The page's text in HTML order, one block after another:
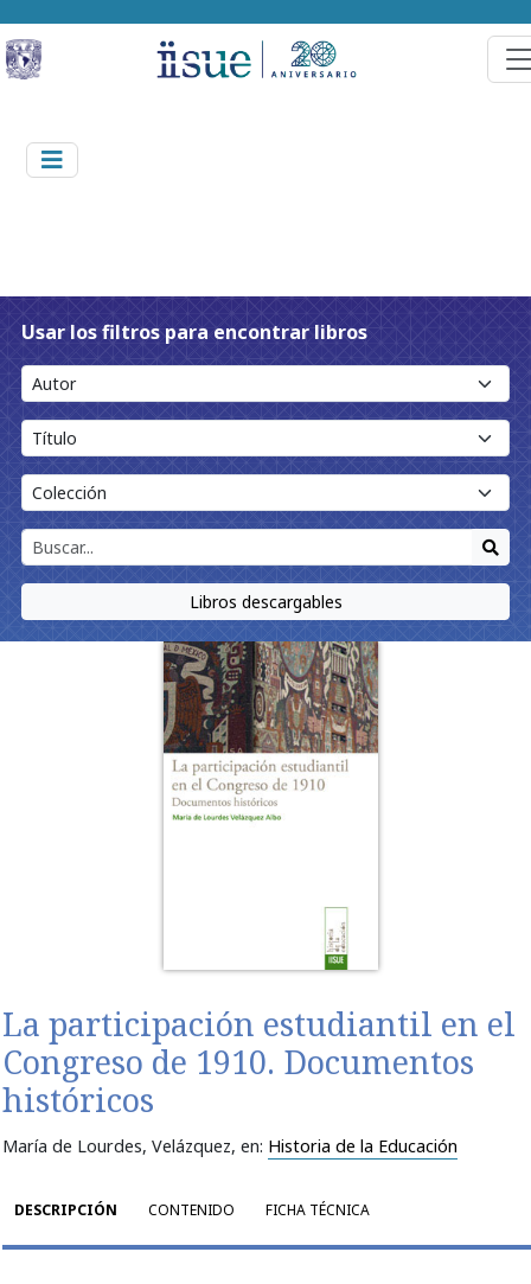
Usar los filtros para encontrar libros
Libros descargables
La participación estudiantil en el
Congreso de 1910. Documentos
históricos
María de Lourdes, Velázquez, en: Historia de la Educación
DESCRIPCIÓN CONTENIDO FICHA TÉCNICA